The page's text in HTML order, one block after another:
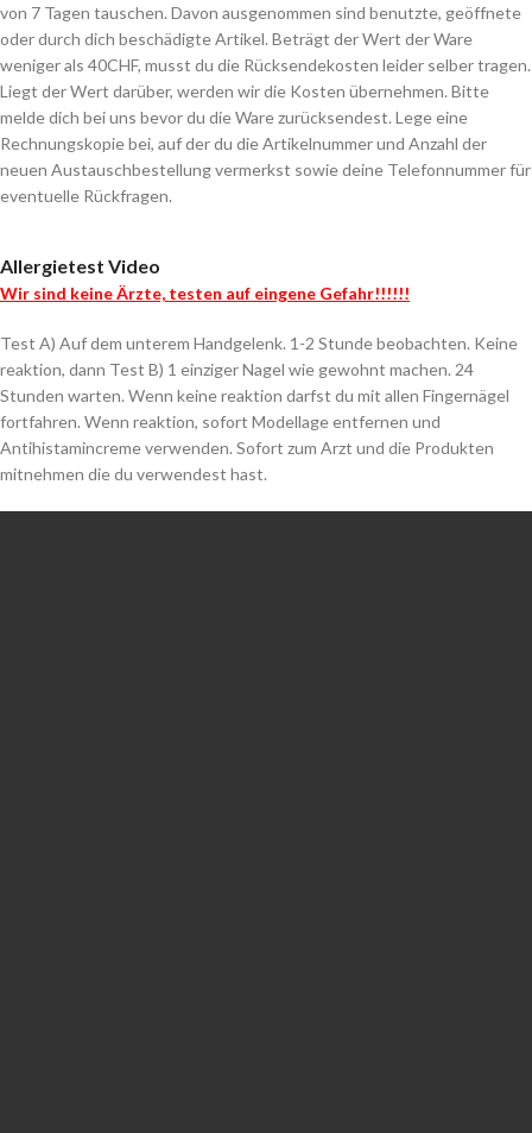
von 7 Tagen tauschen. Davon ausgenommen sind benutzte, geöffnete
oder durch dich beschädigte Artikel. Beträgt der Wert der Ware
weniger als 40CHF, musst du die Rücksendekosten leider selber tragen.
Liegt der Wert darüber, werden wir die Kosten übernehmen. Bitte
melde dich bei uns bevor du die Ware zurücksendest. Lege eine
Rechnungskopie bei, auf der du die Artikelnummer und Anzahl der
neuen Austauschbestellung vermerkst sowie deine Telefonnummer für
eventuelle Rückfragen.
Allergietest Video
Wir sind keine Ärzte, testen auf eingene Gefahr!!!!!!
Test A) Auf dem unterem Handgelenk. 1-2 Stunde beobachten. Keine
reaktion, dann Test B) 1 einziger Nagel wie gewohnt machen. 24
Stunden warten. Wenn keine reaktion darfst du mit allen Fingernägel
fortfahren. Wenn reaktion, sofort Modellage entfernen und
Antihistamincreme verwenden. Sofort zum Arzt und die Produkten
mitnehmen die du verwendest hast.